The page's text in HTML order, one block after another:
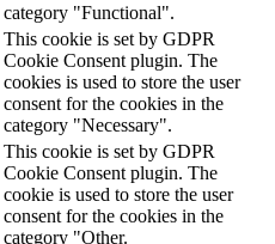
category "Functional".
This cookie is set by GDPR
Cookie Consent plugin. The
cookies is used to store the user
consent for the cookies in the
category "Necessary".
This cookie is set by GDPR
Cookie Consent plugin. The
cookie is used to store the user
consent for the cookies in the
category "Other.